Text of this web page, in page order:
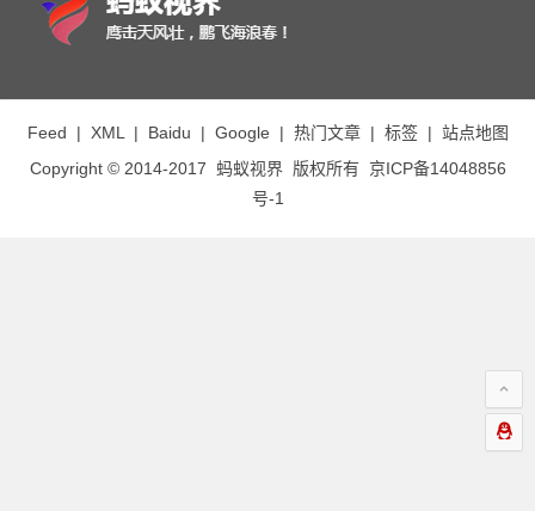
Feed | XML | Baidu | Google | 热门文章| 标签| 站点地图
Copyright © 2014-2017 蚂蚁视界版权所有 京ICP备14048856
号-1